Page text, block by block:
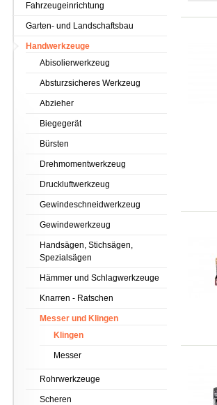
Fahrzeugeinrichtung
Garten- und Landschaftsbau
Handwerkzeuge
Abisolierwerkzeug
Absturzsicheres Werkzeug
Abzieher
Biegegerät
Bürsten
Drehmomentwerkzeug
Druckluftwerkzeug
Gewindeschneidwerkzeug
Gewindewerkzeug
Handsägen, Stichsägen,
Spezialsägen
Hämmer und Schlagwerkzeuge
Knarren - Ratschen
Messer und Klingen
Klingen
Messer
Rohrwerkzeuge
Scheren